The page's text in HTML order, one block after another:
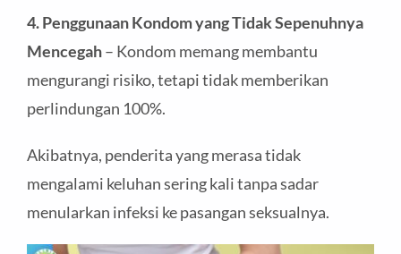
4. Penggunaan Kondom yang Tidak Sepenuhnya
Mencegah– Kondom memang membantu
mengurangi risiko, tetapi tidak memberikan
perlindungan 100%.
Akibatnya, penderita yang merasa tidak
mengalami keluhan sering kali tanpa sadar
menularkan infeksi ke pasangan seksualnya.